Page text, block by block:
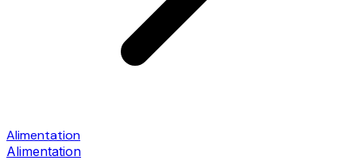
Alimentation
Alimentation